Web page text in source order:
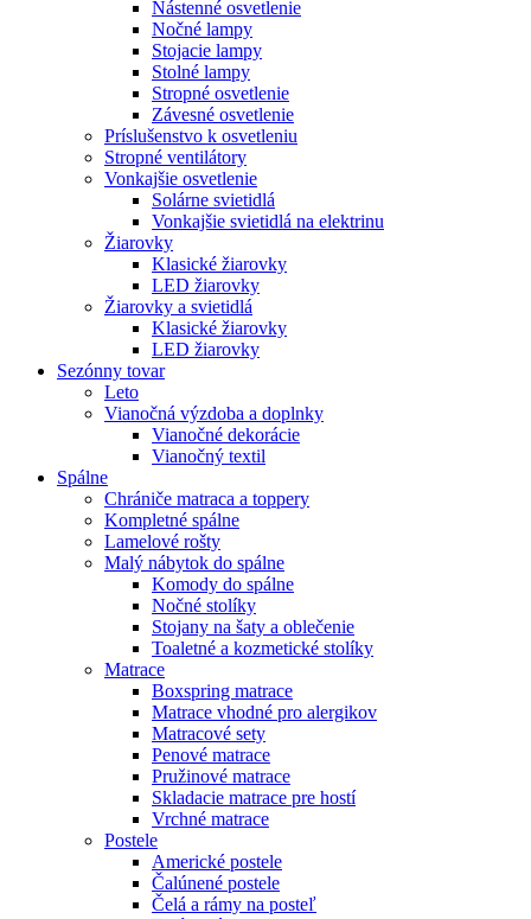
Nástenné osvetlenie
Nočné lampy
Stojacie lampy
Stolné lampy
Stropné osvetlenie
Závesné osvetlenie
Príslušenstvo k osvetleniu
Stropné ventilátory
Vonkajšie osvetlenie
Solárne svietidlá
Vonkajšie svietidlá na elektrinu
Žiarovky
Klasické žiarovky
LED žiarovky
Žiarovky a svietidlá
Klasické žiarovky
LED žiarovky
Sezónny tovar
Leto
Vianočná výzdoba a doplnky
Vianočné dekorácie
Vianočný textil
Spálne
Chrániče matraca a toppery
Kompletné spálne
Lamelové rošty
Malý nábytok do spálne
Komody do spálne
Nočné stolíky
Stojany na šaty a oblečenie
Toaletné a kozmetické stolíky
Matrace
Boxspring matrace
Matrace vhodné pro alergikov
Matracové sety
Penové matrace
Pružinové matrace
Skladacie matrace pre hostí
Vrchné matrace
Postele
Americké postele
Čalúnené postele
Čelá a rámy na posteľ